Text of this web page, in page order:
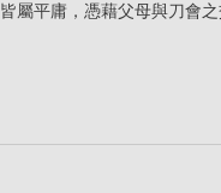
屬平庸，憑藉父母與刀會